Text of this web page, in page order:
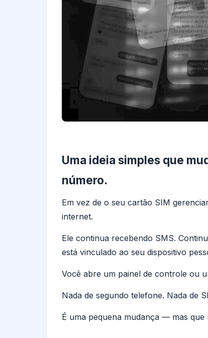
Uma ideia simples que
número.
Em vez de o seu cartão SIM
internet.
Ele continua recebendo SMS.
está vinculado ao seu dispositivo
Você abre um painel de controle ou
Nada de segundo telefone. Nada de
É uma pequena mudança — mas